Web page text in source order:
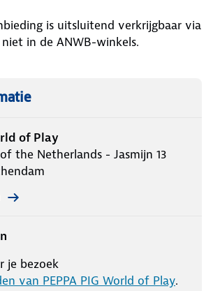
is uitsluitend verkrijgbaar via
in de ANWB-winkels.
of Play
the Netherlands - Jasmijn 13
je bezoek
van PEPPA PIG World of Play.